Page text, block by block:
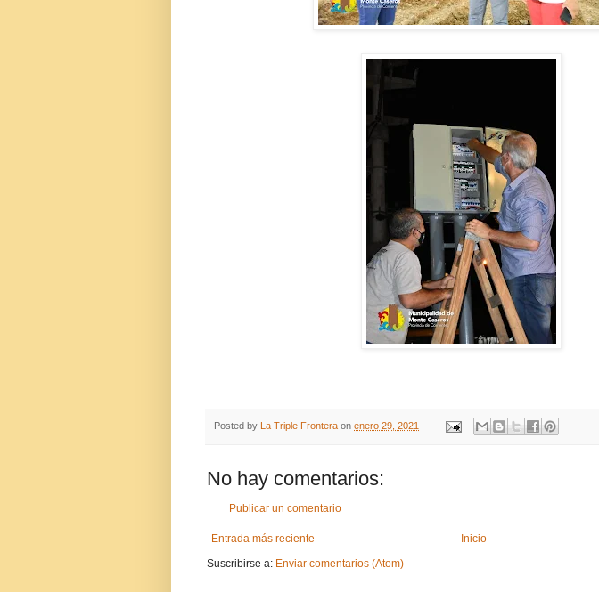
Posted by La Triple Frontera on enero 29, 2021
No hay comentarios:
Publicar un comentario
Entrada más reciente
Inicio
Suscribirse a: Enviar comentarios (Atom)